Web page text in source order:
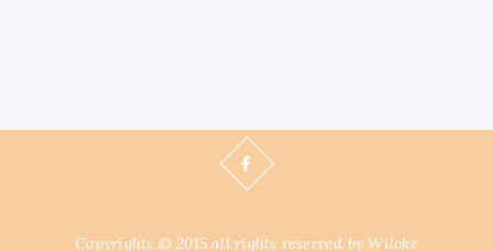
Copyrights © 2015 all rights reserved by Wiloke